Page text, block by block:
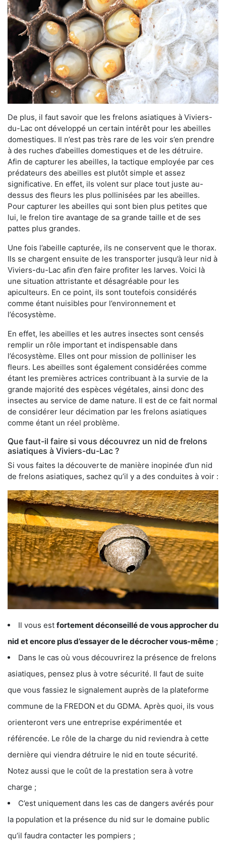
De plus, il faut savoir que les frelons asiatiques à Viviers-
du-Lac ont développé un certain intérêt pour les abeilles
domestiques. Il n’est pas très rare de les voir s’en prendre
à des ruches d’abeilles domestiques et de les détruire.
Afin de capturer les abeilles, la tactique employée par ces
prédateurs des abeilles est plutôt simple et assez
significative. En effet, ils volent sur place tout juste au-
dessus des fleurs les plus pollinisées par les abeilles.
Pour capturer les abeilles qui sont bien plus petites que
lui, le frelon tire avantage de sa grande taille et de ses
pattes plus grandes.
Une fois l’abeille capturée, ils ne conservent que le thorax.
Ils se chargent ensuite de les transporter jusqu’à leur nid à
Viviers-du-Lac afin d’en faire profiter les larves. Voici là
une situation attristante et désagréable pour les
apiculteurs. En ce point, ils sont toutefois considérés
comme étant nuisibles pour l’environnement et
l’écosystème.
En effet, les abeilles et les autres insectes sont censés
remplir un rôle important et indispensable dans
l’écosystème. Elles ont pour mission de polliniser les
fleurs. Les abeilles sont également considérées comme
étant les premières actrices contribuant à la survie de la
grande majorité des espèces végétales, ainsi donc des
insectes au service de dame nature. Il est de ce fait normal
de considérer leur décimation par les frelons asiatiques
comme étant un réel problème.
Que faut-il faire si vous découvrez un nid de frelons
asiatiques à Viviers-du-Lac ?
Si vous faites la découverte de manière inopinée d’un nid
de frelons asiatiques, sachez qu’il y a des conduites à voir :
Il vous est fortement déconseillé de vous approcher du
nid et encore plus d’essayer de le décrocher vous-même ;
Dans le cas où vous découvrirez la présence de frelons
asiatiques, pensez plus à votre sécurité. Il faut de suite
que vous fassiez le signalement auprès de la plateforme
commune de la FREDON et du GDMA. Après quoi, ils vous
orienteront vers une entreprise expérimentée et
référencée. Le rôle de la charge du nid reviendra à cette
dernière qui viendra détruire le nid en toute sécurité.
Notez aussi que le coût de la prestation sera à votre
charge ;
C’est uniquement dans les cas de dangers avérés pour
la population et la présence du nid sur le domaine public
qu’il faudra contacter les pompiers ;